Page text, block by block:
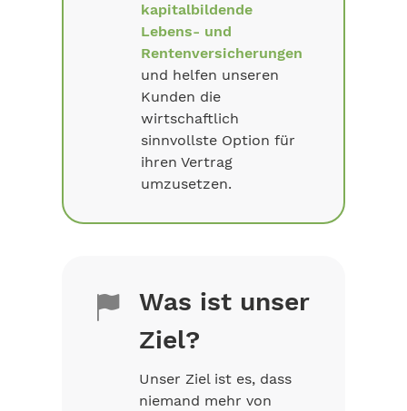
kapitalbildende
Lebens- und
Rentenversicherungen
und helfen unseren
Kunden die
wirtschaftlich
sinnvollste Option für
ihren Vertrag
umzusetzen.
Was ist unser
Ziel?
Unser Ziel ist es, dass
niemand mehr von